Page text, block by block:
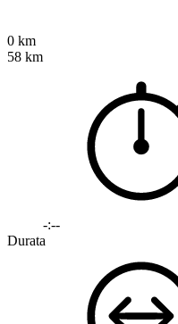
0 km
58 km
-:--
Durata